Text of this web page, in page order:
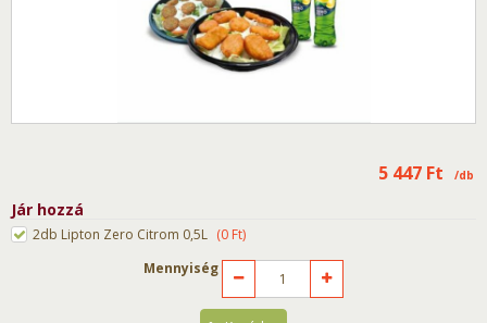
5 447 Ft /db
Jár hozzá
2db Lipton Zero Citrom 0,5L (0 Ft)
Mennyiség